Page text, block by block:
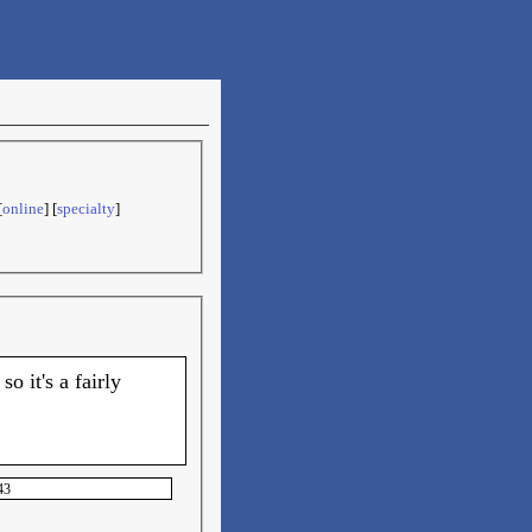
online] [specialty]
it's a fairly